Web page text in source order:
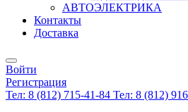
АВТОЭЛЕКТРИКА
Контакты
Доставка
Войти
Регистрация
Тел: 8 (812) 715-41-84 Тел: 8 (812)